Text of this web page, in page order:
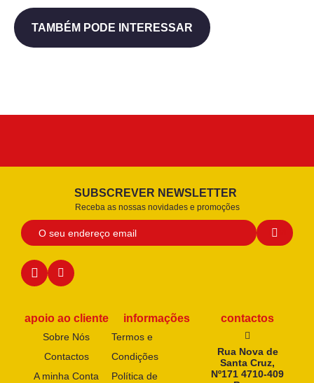
TAMBÉM PODE INTERESSAR
SUBSCREVER NEWSLETTER
Receba as nossas novidades e promoções
apoio ao cliente
Sobre Nós
Contactos
A minha Conta
informações
Termos e
Condições
Política de
contactos
Rua Nova de
Santa Cruz,
Nº171 4710-409